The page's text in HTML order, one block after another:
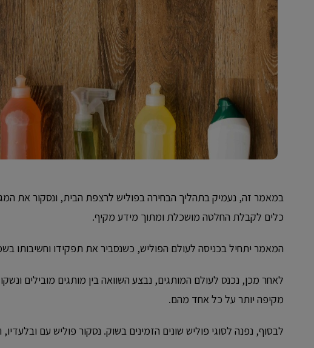
במאמר זה, נעמיק בתהליך הבחירה בפוליש לרצפת הבית, ונסקור את
כלים לקבלת החלטה מושכלת ומתוך מידע מקיף.
המאמר יתחיל בכניסה לעולם הפוליש, כשנסביר את תפקידו וחשיבותו
לאחר מכן, נכנס לעולם המותגים, נבצע השוואה בין מותגים מובילים
מקיפה יותר על כל אחד מהם.
לבסוף, נפנה לסוגי פוליש שונים הזמינים בשוק. נסקור פוליש עם